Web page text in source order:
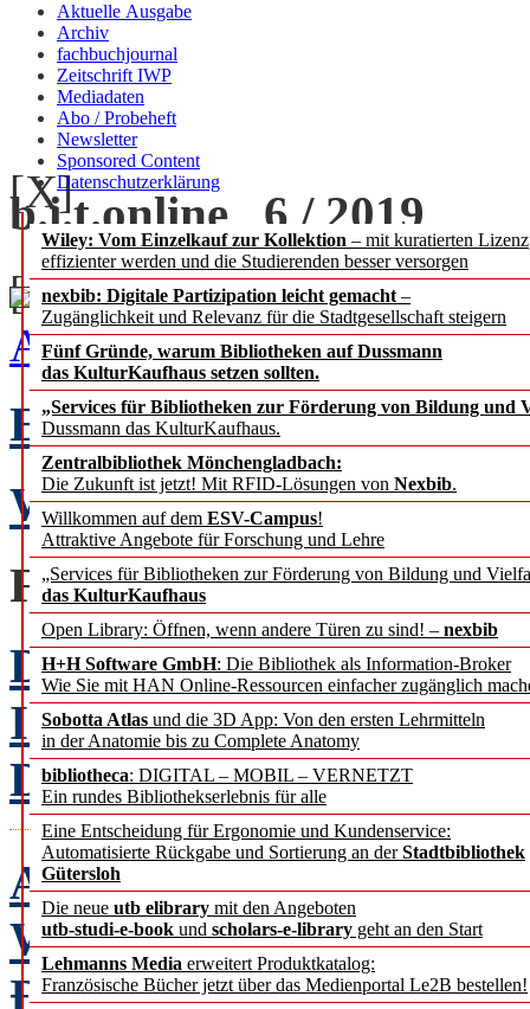
Aktuelle Ausgabe
Archiv
fachbuchjournal
Zeitschrift IWP
Mediadaten
Abo / Probeheft
Newsletter
Sponsored Content
Datenschutzerklärung
Wiley: Vom Einzelkauf zur Kollektion – mit kuratierten
effizienter werden und die Studierenden besser versorgen
nexbib: Digitale Partizipation leicht gemacht –
Zugänglichkeit und Relevanz für die Stadtgesellschaft steigern
Fünf Gründe, warum Bibliotheken auf Dussmann
das KulturKaufhaus setzen sollten.
„Services für Bibliotheken zur Förderung von Bildung und
Dussmann das KulturKaufhaus.
Zentralbibliothek Mönchengladbach:
Die Zukunft ist jetzt! Mit RFID-Lösungen von Nexbib.
Willkommen auf dem ESV-Campus!
Attraktive Angebote für Forschung und Lehre
„Services für Bibliotheken zur Förderung von Bildung und
das KulturKaufhaus
Open Library: Öffnen, wenn andere Türen zu sind! – nexbib
H+H Software GmbH: Die Bibliothek als Information-Broker
Wie Sie mit HAN Online-Ressourcen einfacher zugänglich
Sobotta Atlas und die 3D App: Von den ersten Lehrmitteln
in der Anatomie bis zu Complete Anatomy
bibliotheca: DIGITAL – MOBIL – VERNETZT
Ein rundes Bibliothekserlebnis für alle
Eine Entscheidung für Ergonomie und Kundenservice:
Automatisierte Rückgabe und Sortierung an derStadtbibliothek
Gütersloh
Die neue utb elibrary mit den Angeboten
utb-studi-e-book und scholars-e-library geht an den Start
Lehmanns Media erweitert Produktkatalog:
Französische Bücher jetzt über das Medienportal Le2B bestellen!
b.i.t.online 6 / 2019
[+] zoom
[X]
Ausgabe 6 / 2019 als PDF
EDITORIAL
Weihnachten macht
FACHBEITRÄGE
Domänenspezifische
Indexierung von
Dimitri Busch
A Review
WEB 3D Technologies
Đurovka